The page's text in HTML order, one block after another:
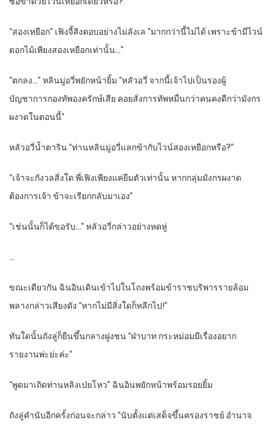
“สองเหยือก” เฟิงจี้สิงตอบอย่างไม่ลังเล “มากกว่านี้ไม่ได้ เพราะข้ามีไวน์
ดอกไม้เพียงสองเหยือกเท่านั้น…”
“ตกลง…” หลินมู่อวี่พยักหน้ายิ้ม “หลัวอวี่ จากนี้เจ้าไปเป็นรองผู้
บัญชาการกองทัพองครักษ์เสีย คอยสั่งการทัพหมื่นกว่าคนคงดีกว่ามังกร
ผงาดในตอนนี้”
หลัวอวี่น้ำตาริน “ท่านหลินมู่อวี่แลกข้ากับไวน์สองเหยือกหรือ?”
“เจ้าจะกังวลสิ่งใด พี่เฟิงเพียงแค่ยืมตัวเท่านั้น หากกลุ่มมังกรผงาด
ต้องการเจ้า ข้าจะเรียกกลับมาเอง”
“เช่นนั้นก็ได้ขอรับ…” หลัวอวี่กล่าวอย่างหดหู่
…
ขณะเดียวกัน ฉินอินเดินเข้าไปในโถงพร้อมข้าราชบริพารรายล้อม
พลางกล่าวเสียงดัง “หากไม่มีสิ่งใดก็หลีกไป!”
ทันใดนั้นถังลู่ก็ยืนขึ้นกลางฝูงชน “ฝ่าบาท กระหม่อมมีเรื่องอยาก
รายงานพ่ะย่ะค่ะ”
“พูดมาเถิดท่านหลิงเป่ยโหว” ฉินอินพยักหน้าพร้อมรอยยิ้ม
ถังลู่คำนับอีกครั้งก่อนจะกล่าว “นับตั้งแต่เสด็จขึ้นครองราชย์ อำนาจ